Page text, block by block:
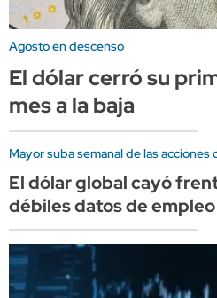
Agosto en descenso
El dólar cerró su
mes a la baja
Mayor suba semanal de las acciones
El dólar global cayó
débiles datos de